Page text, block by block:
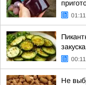
01:11
00:11
Не